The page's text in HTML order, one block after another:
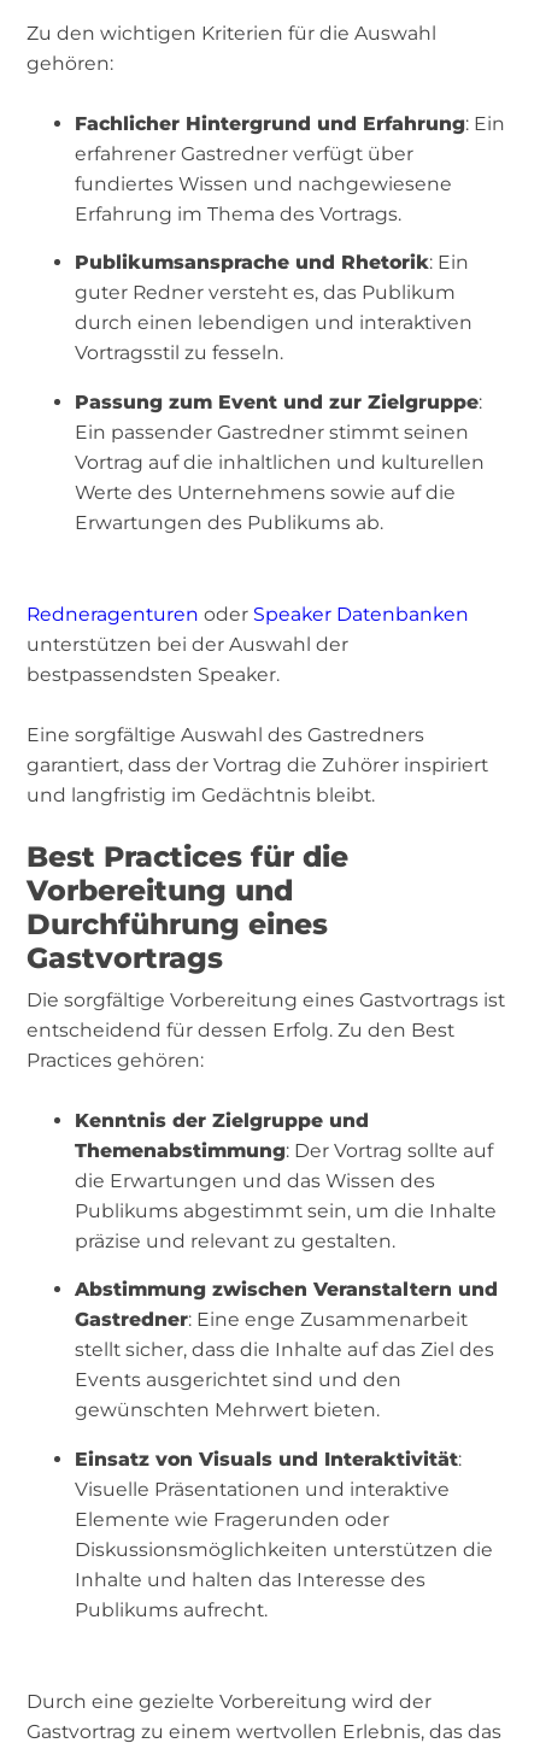
Zu den wichtigen Kriterien für die Auswahl
gehören:
Fachlicher Hintergrund und Erfahrung: Ein
erfahrener Gastredner verfügt über
fundiertes Wissen und nachgewiesene
Erfahrung im Thema des Vortrags.
Publikumsansprache und Rhetorik: Ein
guter Redner versteht es, das Publikum
durch einen lebendigen und interaktiven
Vortragsstil zu fesseln.
Passung zum Event und zur Zielgruppe:
Ein passender Gastredner stimmt seinen
Vortrag auf die inhaltlichen und kulturellen
Werte des Unternehmens sowie auf die
Erwartungen des Publikums ab.
Redneragenturen oderSpeaker Datenbanken
unterstützen bei der Auswahl der
bestpassendsten Speaker.
Eine sorgfältige Auswahl des Gastredners
garantiert, dass der Vortrag die Zuhörer inspiriert
und langfristig im Gedächtnis bleibt.
Best Practices für die
Vorbereitung und
Durchführung eines
Gastvortrags
Die sorgfältige Vorbereitung eines Gastvortrags ist
entscheidend für dessen Erfolg. Zu den Best
Practices gehören:
Kenntnis der Zielgruppe und
Themenabstimmung: Der Vortrag sollte auf
die Erwartungen und das Wissen des
Publikums abgestimmt sein, um die Inhalte
präzise und relevant zu gestalten.
Abstimmung zwischen Veranstaltern und
Gastredner: Eine enge Zusammenarbeit
stellt sicher, dass die Inhalte auf das Ziel des
Events ausgerichtet sind und den
gewünschten Mehrwert bieten.
Einsatz von Visuals und Interaktivität:
Visuelle Präsentationen und interaktive
Elemente wie Fragerunden oder
Diskussionsmöglichkeiten unterstützen die
Inhalte und halten das Interesse des
Publikums aufrecht.
Durch eine gezielte Vorbereitung wird der
Gastvortrag zu einem wertvollen Erlebnis, das das